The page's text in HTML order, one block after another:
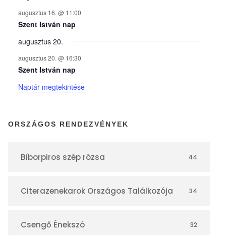
y
e
k
n
a
augusztus 16. @ 11:00
Szent István nap
augusztus 20.
augusztus 20. @ 16:30
Szent István nap
Naptár megtekintése
ORSZÁGOS RENDEZVÉNYEK
Bíborpiros szép rózsa 44
Citerazenekarok Országos Találkozója 34
Csengő Énekszó 32